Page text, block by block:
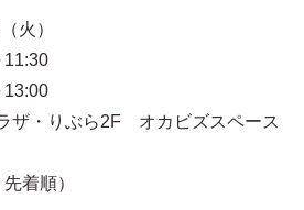
）
りぶら2F オカビズスペース
順）